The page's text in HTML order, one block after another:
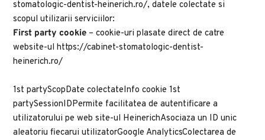
stomatologic-dentist-heinerich.ro/, datele colectate si
scopul utilizarii serviciilor:
First party cookie – cookie-uri plasate direct de catre
website-ul https://cabinet-stomatologic-dentist-
heinerich.ro/
1st partyScopDate colectateInfo cookie 1st
partySessionIDPermite facilitatea de autentificare a
utilizatorului pe web site-ul HeinerichAsociaza un ID unic
aleatoriu fiecarui utilizatorGoogle AnalyticsColectarea de